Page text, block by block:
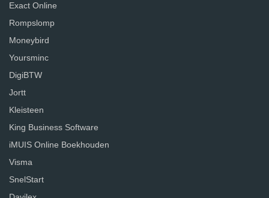
Exact Online
Rompslomp
Moneybird
Yoursminc
DigiBTW
Jortt
Kleisteen
King Business Software
iMUIS Online Boekhouden
Visma
SnelStart